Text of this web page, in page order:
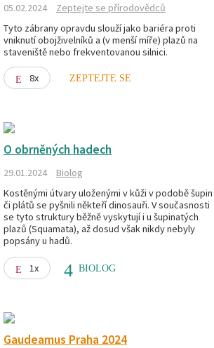
05.02.2024
Zeptejte se přírodovědců
Tyto zábrany opravdu slouží jako bariéra proti
vniknutí obojživelníků a (v menší míře) plazů na
staveniště nebo frekventovanou silnici.
8x ZEPTEJTE SE
O obrněných hadech
29.01.2024
Biolog
Kostěnými útvary uloženými v kůži v podobě šupin
či plátů se pyšnili někteří dinosauři. V současnosti
se tyto struktury běžně vyskytují i u šupinatých
plazů (Squamata), až dosud však nikdy nebyly
popsány u hadů.
1x BIOLOG
Gaudeamus Praha 2024